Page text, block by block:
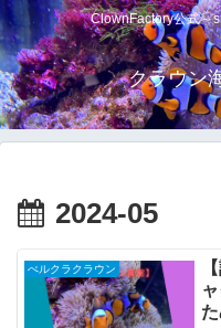
ClownFactory公式～
クラウン
2024-05
ぺルクラクラウン